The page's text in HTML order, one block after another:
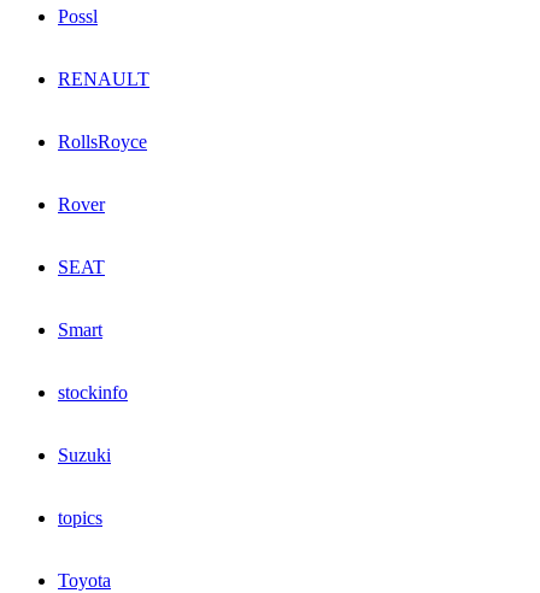
Possl
RENAULT
RollsRoyce
Rover
SEAT
Smart
stockinfo
Suzuki
topics
Toyota